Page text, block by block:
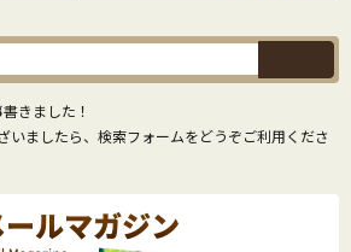
きました！
いましたら、検索フォームをどうぞご利用くださ